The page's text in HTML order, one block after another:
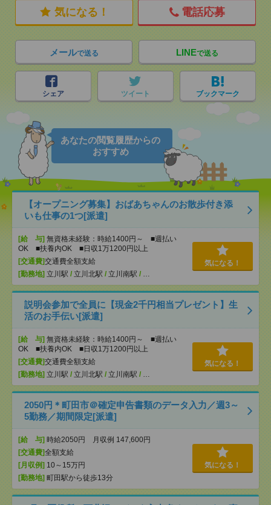
気になる！ 電話応募
メールで送る LINEで送る
シェア ツイート ブックマーク
あなたの閲覧履歴からの
おすすめ
【オープニング募集】おばあちゃんのお散歩付き添
いも仕事の1つ[派遣]
[給 与] 無資格未経験：時給1400円～ ■週払い
OK ■扶養内OK ■日収1万1200円以上
[交通費]交通費全額支給
[勤務地] 立川駅 / 立川北駅 / 立川南駅 / …
気になる！
説明会参加で全員に【現金2千円相当プレゼント】生
活のお手伝い[派遣]
[給 与] 無資格未経験：時給1400円～ ■週払い
OK ■扶養内OK ■日収1万1200円以上
[交通費]交通費全額支給
[勤務地] 立川駅 / 立川北駅 / 立川南駅 / …
気になる！
2050円＊町田市＠確定申告書類のデータ入力／週3～
5勤務／期間限定[派遣]
[給 与] 時給2050円 月収例 147,600円
[交通費]全額支給
[月収例] 10～15万円
[勤務地] 町田駅から徒歩13分
気になる！